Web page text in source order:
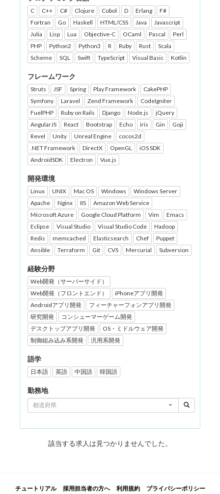
C C++ C# Clojure Cobol D Erlang
F#
Fortran
Go Haskell HTML/CSS Java
Javascript
Julia
Lisp Lua Objective-C OCaml Pascal
Perl
PHP
Python2 Python3 R Ruby Rust
Scala
Scheme
SQL Swift TypeScript Visual Basic Kotlin
フレームワーク
Struts JSF Spring Play Framework
CakePHP
Symfony
Laravel Zend Framework
CodeIgniter
FuelPHP
Ruby on Rails Django Node.js
jQuery
AngularJS
React Bootstrap Echo iris Gin
Goji
Revel
Unity Unreal Engine
cocos2d
.NET Framework
DirectX OpenGL
iOS SDK
AndroidSDK
Electron Vue.js
開発環境
Linux UNIX Mac OS Windows
Windows Server
Apache
Nginx IIS
Amazon Web Service
Microsoft Azure
Google Cloud Platform Vim
Emacs
Eclipse
Visual Studio Visual Studio Code
Hadoop
Redis
memcached Elasticsearch Chef
Puppet
Ansible
Terraform Git CVS Mercurial Subversion
経験分野
Web開発（サーバーサイド）
Web開発（フロントエンド）
iPhoneアプリ開発
Androidアプリ開発
フィーチャーフォンアプリ開発
研究開発
コンシューマーゲーム開発
デスクトップアプリ開発
OS・ミドルウェア開発
制御組み込み系開発
汎用系開発
語学
日本語 英語 中国語 韓国語
勤務地
都道府県
該当する求人は見つかりませんでした。
チュートリアル 採用担当者の方へ 利用規約 プライバシーポリシー